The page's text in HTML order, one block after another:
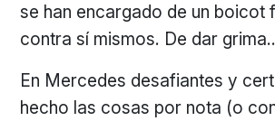
se han encargado de un boicot
contra sí mismos. De dar
En Mercedes desafiantes y
hecho las cosas por nota (o